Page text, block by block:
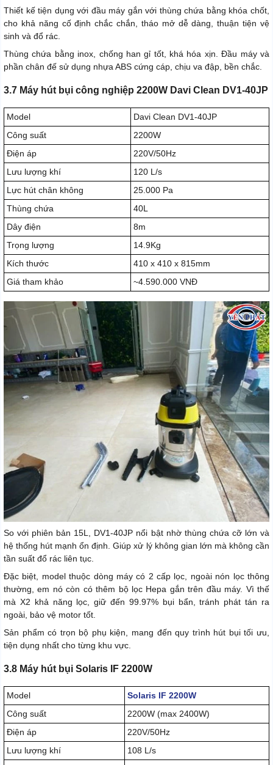
Thiết kế tiện dụng với đầu máy gắn với thùng chứa bằng khóa chốt,
cho khả năng cố định chắc chắn, tháo mở dễ dàng, thuận tiện vệ
sinh và đổ rác.
Thùng chứa bằng inox, chống han gỉ tốt, khá hóa xịn. Đầu máy và
phần chân đế sử dụng nhựa ABS cứng cáp, chịu va đập, bền chắc.
3.7 Máy hút bụi công nghiệp 2200W Davi Clean DV1-40JP
Model
Davi Clean DV1-40JP
Công suất
2200W
Điện áp
220V/50Hz
Lưu lượng khí
120 L/s
Lực hút chân không
25.000 Pa
Thùng chứa
40L
Dây điện
8m
Trọng lượng
14.9Kg
Kích thước
410 x 410 x 815mm
Giá tham khảo
~4.590.000 VNĐ
So với phiên bản 15L, DV1-40JP nổi bật nhờ thùng chứa cỡ lớn và
hệ thống hút mạnh ổn định. Giúp xử lý không gian lớn mà không cần
tần suất đổ rác liên tục.
Đặc biệt, model thuộc dòng máy có 2 cấp lọc, ngoài nón lọc thông
thường, em nó còn có thêm bộ lọc Hepa gắn trên đầu máy. Vì thế
mà X2 khả năng lọc, giữ đến 99.97% bụi bẩn, tránh phát tán ra
ngoài, bảo vệ motor tốt.
Sản phẩm có trọn bộ phụ kiện, mang đến quy trình hút bụi tối ưu,
tiện dụng nhất cho từng khu vực.
3.8 Máy hút bụi Solaris IF 2200W
Model
Solaris IF 2200W
Công suất
2200W (max 2400W)
Điện áp
220V/50Hz
Lưu lượng khí
108 L/s